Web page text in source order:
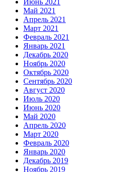
Май 2021
Апрель 2021
Март 2021
Февраль 2021
Январь 2021
Декабрь 2020
Ноябрь 2020
Октябрь 2020
Сентябрь 2020
Август 2020
Июль 2020
Июнь 2020
Май 2020
Апрель 2020
Март 2020
Февраль 2020
Январь 2020
Декабрь 2019
Ноябрь 2019